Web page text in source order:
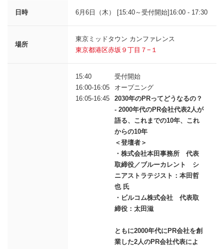
日時 6月6日（木） [15:40～受付開始]16:00 - 17:30
場所
東京ミッドタウン カンファレンス
東京都港区赤坂９丁目７−１
15:40
受付開始
16:00-16:05
オープニング
16:05-16:45
2030年のPRってどうなるの？
- 2000年代のPR会社代表2人が
語る、これまでの10年、これ
からの10年
＜登壇者＞
・株式会社本田事務所 代表
取締役／ブルーカレント シ
ニアストラテジスト：本田哲
也 氏
・ビルコム株式会社 代表取
締役：太田滋
ともに2000年代にPR会社を創
業した2人のPR会社代表によ